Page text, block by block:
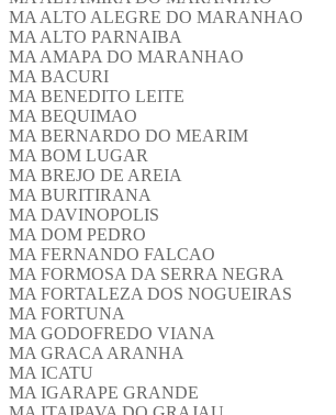
MA ALTO ALEGRE DO MARANHAO
MA ALTO PARNAIBA
MA AMAPA DO MARANHAO
MA BACURI
MA BENEDITO LEITE
MA BEQUIMAO
MA BERNARDO DO MEARIM
MA BOM LUGAR
MA BREJO DE AREIA
MA BURITIRANA
MA DAVINOPOLIS
MA DOM PEDRO
MA FERNANDO FALCAO
MA FORMOSA DA SERRA NEGRA
MA FORTALEZA DOS NOGUEIRAS
MA FORTUNA
MA GODOFREDO VIANA
MA GRACA ARANHA
MA ICATU
MA IGARAPE GRANDE